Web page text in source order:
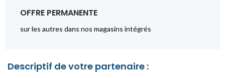
OFFRE PERMANENTE
sur les autres dans nos magasins intégrés
Descriptif de votre partenaire :